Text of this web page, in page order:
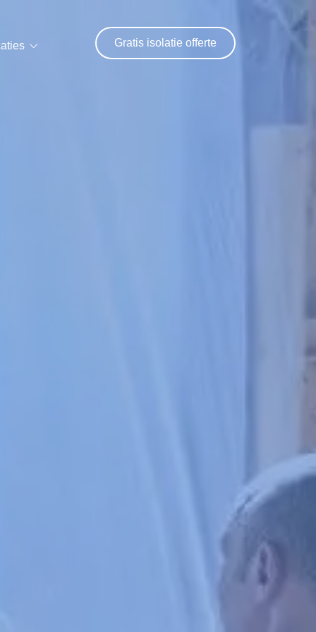
Gratis isolatie offerte